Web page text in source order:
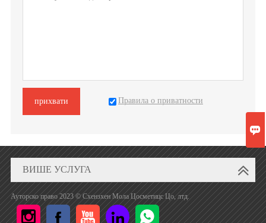
прихвати Правила о приватности
ВИШЕ УСЛУГА
Ауторско право 2023 © Схензхен Мола Цосметицс Цо, лтд.
    
